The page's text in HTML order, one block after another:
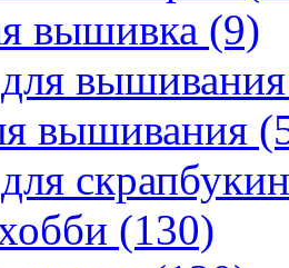
вышивка (9)
вышивания
(130)